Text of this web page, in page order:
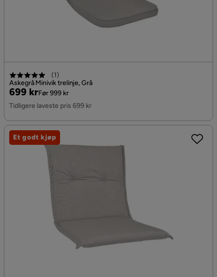
(1)
Askegrå Minivik trelinje, Grå
Pris
699 kr
Original
Pris
Før 999 kr
Tidligere laveste pris 699 kr
Et godt kjøp